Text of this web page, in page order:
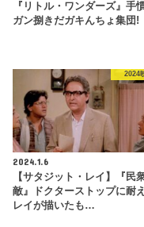
『リトル・ワンダーズ』手
ガン捌きだガキんちょ集団!
2024
2024.1.6
【サタジット・レイ】『民
敵』ドクターストップに耐
レイが描いたも…